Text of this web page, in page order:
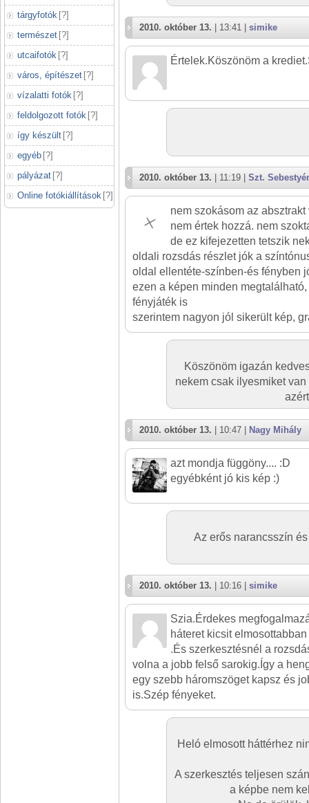
tárgyfotók [?]
természet [?]
utcaifotók [?]
város, építészet [?]
vízalatti fotók [?]
feldolgozott fotók [?]
így készült [?]
egyéb [?]
pályázat [?]
Online fotókiállítások [?]
2010. október 13. | 13:41 | simike
Értelek.Köszönöm a
2010. október 13. | 11:19 | Szt.
nem szokásom az
nem értek hozzá. nem
de ez kifejezetten tetszik
oldali rozsdás részlet jók a
oldal ellentéte-színben-és fényben
ezen a képen minden
fényjáték is
szerintem nagyon jól sikerült kép,
Köszönöm igazán
nekem csak ilyesmiket
2010. október 13. | 10:47 | Nagy Mihály
azt mondja függöny.... :D
egyébként jó kis kép :)
Az erős narancsszín
2010. október 13. | 10:16 | simike
Szia.Érdekes
háteret kicsit
.És szerkesztésnél a
volna a jobb felső sarokig.Így a
egy szebb háromszöget kapsz és
is.Szép fényeket.
Heló elmosott háttérhez
A szerkesztés teljesen
a képbe nem